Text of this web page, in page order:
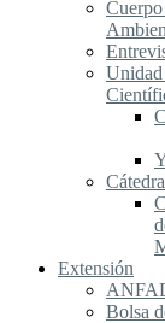
Cátedra
Extensión
Bolsa